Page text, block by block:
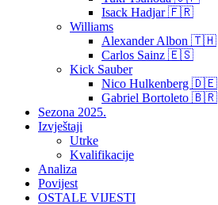
Isack Hadjar 🇫🇷
Williams
Alexander Albon 🇹🇭
Carlos Sainz 🇪🇸
Kick Sauber
Nico Hulkenberg 🇩🇪
Gabriel Bortoleto 🇧🇷
Sezona 2025.
Izvještaji
Utrke
Kvalifikacije
Analiza
Povijest
OSTALE VIJESTI